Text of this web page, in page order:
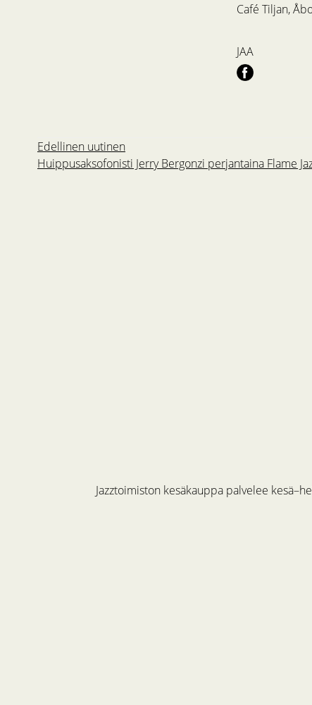
Café Tiljan,
JAA
Edellinen uutinen
Huippusaksofonisti Jerry Bergonzi perjantaina Flame
Jazztoimiston kesäkauppa palvelee